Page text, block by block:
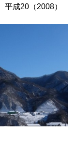
成20（2008）